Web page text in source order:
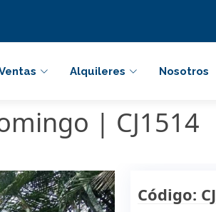
Alquileres Nosotros
| CJ1514
Código: